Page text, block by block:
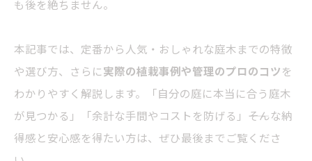
も後を絶ちません。
本記事では、定番から人気・おしゃれな庭木までの特徴
や選び方、さらに実際の植栽事例や管理のプロのコツを
わかりやすく解説します。「自分の庭に本当に合う庭木
が見つかる」「余計な手間やコストを防げる」――そんな納
得感と安心感を得たい方は、ぜひ最後までご覧くださ